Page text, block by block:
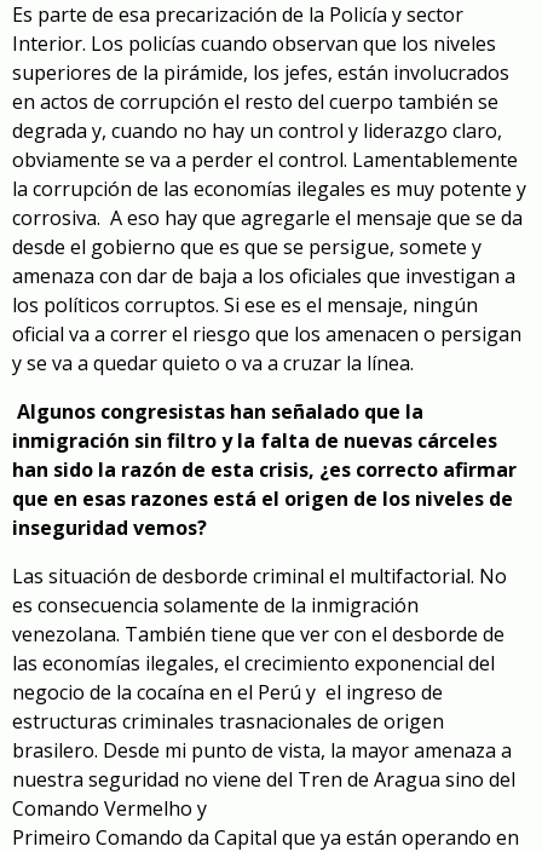
Es parte de esa precarización de la Policía y sector
Interior. Los policías cuando observan que los niveles
superiores de la pirámide, los jefes, están involucrados
en actos de corrupción el resto del cuerpo también se
degrada y, cuando no hay un control y liderazgo claro,
obviamente se va a perder el control. Lamentablemente
la corrupción de las economías ilegales es muy potente y
corrosiva. A eso hay que agregarle el mensaje que se da
desde el gobierno que es que se persigue, somete y
amenaza con dar de baja a los oficiales que investigan a
los políticos corruptos. Si ese es el mensaje, ningún
oficial va a correr el riesgo que los amenacen o persigan
y se va a quedar quieto o va a cruzar la línea.
Algunos congresistas han señalado que la
inmigración sin filtro y la falta de nuevas cárceles
han sido la razón de esta crisis, ¿es correcto afirmar
que en esas razones está el origen de los niveles de
inseguridad vemos?
Las situación de desborde criminal el multifactorial. No
es consecuencia solamente de la inmigración
venezolana. También tiene que ver con el desborde de
las economías ilegales, el crecimiento exponencial del
negocio de la cocaína en el Perú y el ingreso de
estructuras criminales trasnacionales de origen
brasilero. Desde mi punto de vista, la mayor amenaza a
nuestra seguridad no viene del Tren de Aragua sino del
Comando Vermelho y
Primeiro Comando da Capital que ya están operando en